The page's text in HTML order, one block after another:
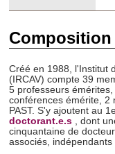
Créé en 1988, l'Institut
(IRCAV) compte 39
5 professeurs
conférences émérite, 2
PAST. S'y ajoutent au
doctorant.e.s
dont
cinquantaine de
associés,